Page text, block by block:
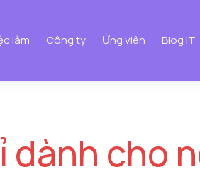
làm Công ty Ứng viên Blog IT
dành cho